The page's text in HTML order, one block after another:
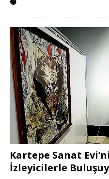
Kartepe Sanat
İzleyicilerle